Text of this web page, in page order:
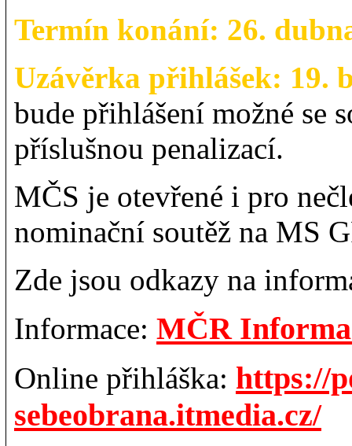
Termín konání: 26.
Uzávěrka přihlášek: 19.
bude přihlášení možné se
příslušnou penalizací.
MČS je otevřené i pro
nominační soutěž na MS
Zde jsou odkazy na
Informace: MČR
Online přihláška: https://
sebeobrana.itmedia.cz/